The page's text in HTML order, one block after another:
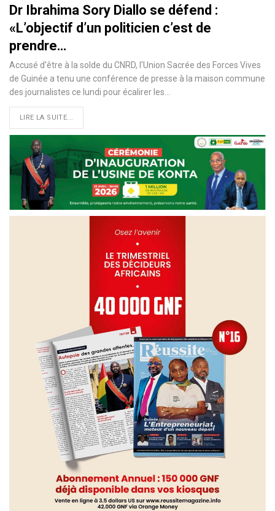
Dr Ibrahima Sory Diallo se défend :
«L’objectif d’un politicien c’est de
prendre…
Accusé d'être à la solde du CNRD, l'Union Sacrée des Forces Vives
de Guinée a tenu une conférence de presse à la maison commune
des journalistes ce lundi pour écalirer les…
LIRE LA SUITE...